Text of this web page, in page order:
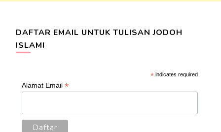
DAFTAR EMAIL UNTUK TULISAN JODOH
ISLAMI
* indicates required
Alamat Email *